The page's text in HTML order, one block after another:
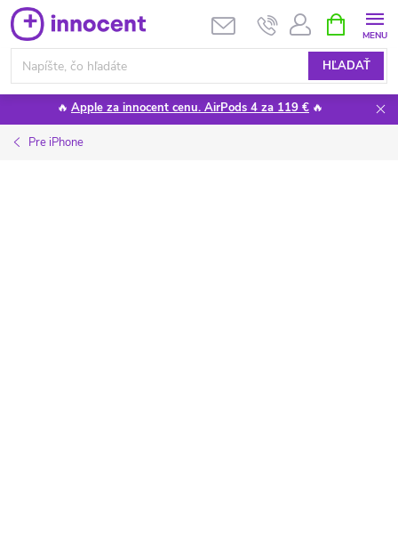
Prejsť
na
obsah
HĽADAŤ
KOŠÍK
🔥 Apple za innocent cenu. AirPods 4 za 119 € 🔥
Pre iPhone